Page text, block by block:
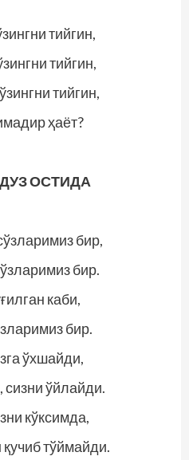
тийгин,
тийгин,
тийгин,
ҳаёт?
ОСТИДА
бир,
бир.
каби,
бир.
ўхшайди,
ўйлайди.
кўксимда,
тўймайди.